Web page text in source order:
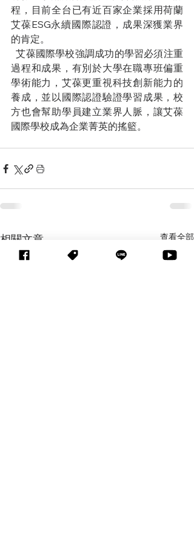
程，目前全台已有近百家企業採用荷蘭
艾葆ESG永續國際認證，成果深獲業界
的肯定。
  艾葆國際學校強調成功的學習必須注重
過程和成果，有別於大學在職專班偏重
學術能力，艾葆更重視科技創新能力的
養成，並以國際認證驗證學習成果，校
方也會幫助學員建立業界人脈，讓艾葆
國際學校成為企業菁英的搖籃。
相關文章 查看全部